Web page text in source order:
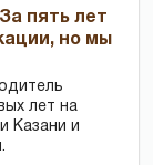
пять лет
но мы
лет на
Казани и